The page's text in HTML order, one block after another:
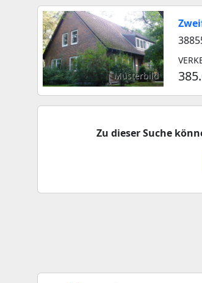
Musterbild
Zu dieser Suche